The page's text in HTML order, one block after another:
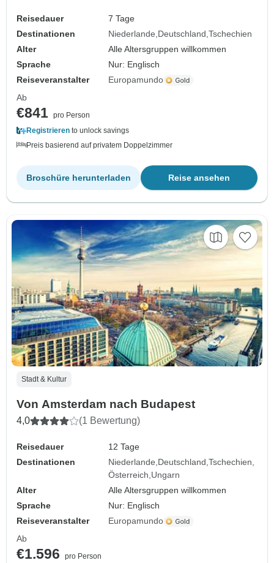
Reisedauer
7 Tage
Destinationen
Niederlande Deutschland Tschechien
Alter
Alle Altersgruppen willkommen
Sprache
Nur: Englisch
Reiseveranstalter
Europamundo
Ab
€841 pro Person
Registrieren to unlock savings
Preis basierend auf privatem Doppelzimmer
Reise ansehen
Broschüre herunterladen
Stadt & Kultur
Von Amsterdam nach Budapest
4,0 (1 Bewertung)
Reisedauer
12 Tage
Destinationen
Niederlande Deutschland Tschechien
Österreich Ungarn
Alter
Alle Altersgruppen willkommen
Sprache
Nur: Englisch
Reiseveranstalter
Europamundo
Ab
€1.596
pro Person